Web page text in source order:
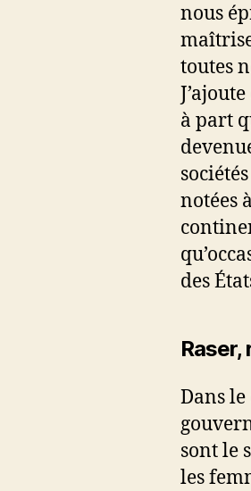
nous
toutes
à part
notées
des
Dans
sont le
les